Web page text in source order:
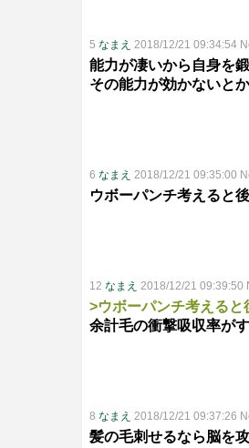
5 なまえ 2018/12/21 09:34:54
能力が凄いから自身を
その能力が効かないと
6 なまえ 2018/12/21 09:35:00
ウボーパンチ考えると
12 なまえ 2018/12/21 09:39:50
>ウボーパンチ考える
余計毛の衝撃吸収率が
8 なまえ 2018/12/21 09:37:26
髪の毛刺せるなら脳を